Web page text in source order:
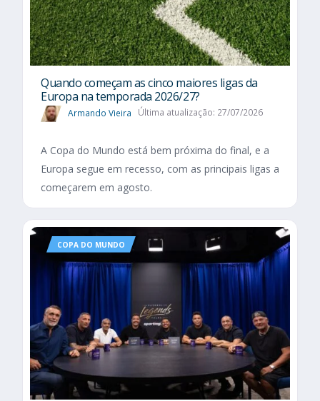
Quando começam as cinco maiores ligas da
Europa na temporada 2026/27?
Armando Vieira Última atualização: 27/07/2026
A Copa do Mundo está bem próxima do final, e a
Europa segue em recesso, com as principais ligas a
começarem em agosto.
COPA DO MUNDO